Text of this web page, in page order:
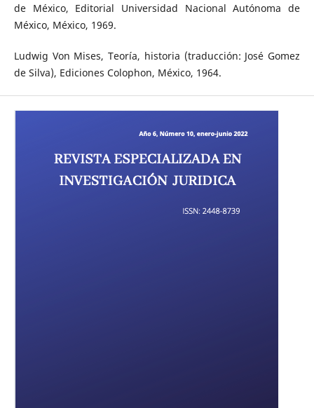
de México, Editorial Universidad Nacional Autónoma de
México, México, 1969.
Ludwig Von Mises, Teoría, historia (traducción: José Gomez
de Silva), Ediciones Colophon, México, 1964.